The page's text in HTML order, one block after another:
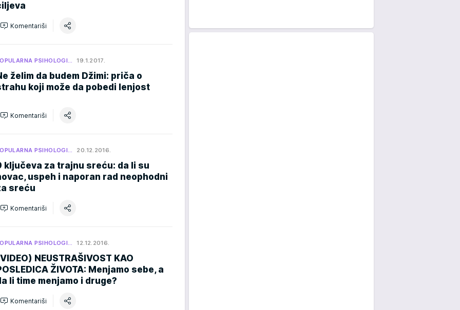
Komentariši
PSIHOLOGI… 19.1.2017.
želim da budem Džimi: priča o
koji može da pobedi lenjost
Komentariši
PSIHOLOGI… 20.12.2016.
ključeva za trajnu sreću: da li su
uspeh i naporan rad neophodni
sreću
Komentariši
PSIHOLOGI… 12.12.2016.
NEUSTRAŠIVOST KAO
ŽIVOTA: Menjamo sebe, a
li time menjamo i druge?
Komentariši